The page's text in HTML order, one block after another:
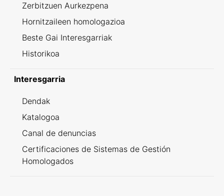
Zerbitzuen Aurkezpena
Hornitzaileen homologazioa
Beste Gai Interesgarriak
Historikoa
Interesgarria
Dendak
Katalogoa
Canal de denuncias
Certificaciones de Sistemas de Gestión
Homologados